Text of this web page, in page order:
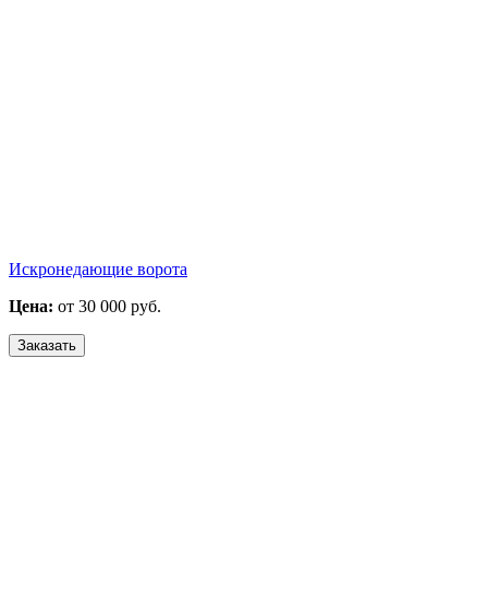
Искронедающие ворота
Цена: от 30 000 руб.
Заказать